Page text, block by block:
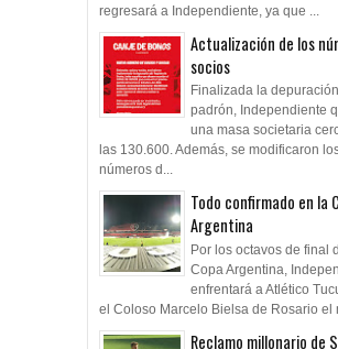
regresará a Independiente, ya que ...
Actualización de los
socios
Finalizada la depuración
padrón, Independiente
una masa societaria
las 130.600. Además, se modificaron
números d...
Todo confirmado en la
Argentina
Por los octavos de final
Copa Argentina,
enfrentará a Atlético
el Coloso Marcelo Bielsa de Rosario el
Reclamo millonario de